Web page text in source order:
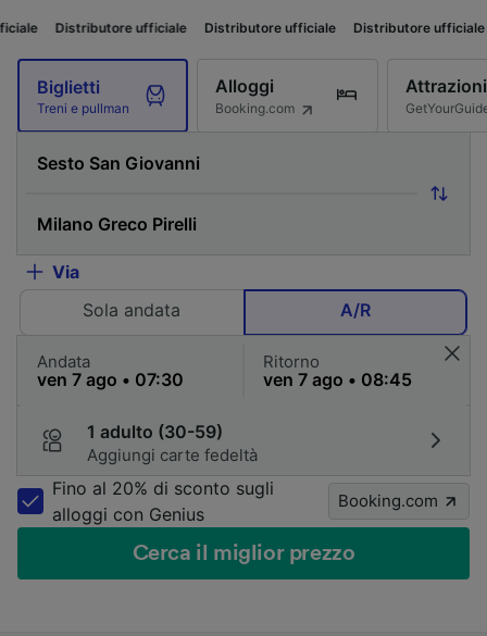
ufficiale Distributore ufficiale Distributore ufficiale
Biglietti
Treni e pullman
Alloggi
Booking.com
Attrazioni
Via
Sola andata
A/R
Andata Ritorno
1 adulto (30-59)
Aggiungi carte fedeltà
Fino al 20% di sconto sugli
alloggi con Genius
Booking.com
Cerca il miglior prezzo